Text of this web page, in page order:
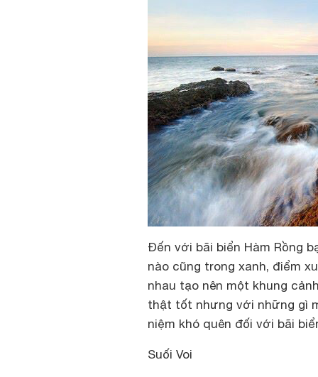
Đến với bãi biển Hàm Rồng
nào cũng trong xanh, điểm
nhau tạo nên một khung
thật tốt nhưng với những gì
niệm khó quên đối với bãi
Suối Voi